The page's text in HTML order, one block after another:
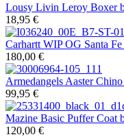
Lousy Livin Leroy Boxer
18,95 €
Carhartt WIPOG Santa Fe
180,00 €
Armedangels Aaster
99,95 €
Mazine Basic Puffer Coat
120,00 €